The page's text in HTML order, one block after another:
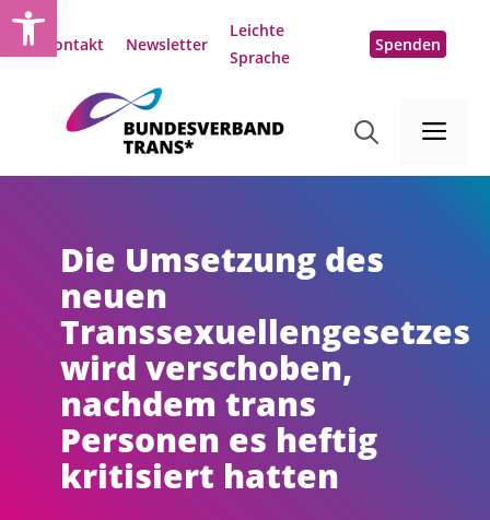
Zum
Inhalt
Kontakt Newsletter
Leichte
Sprache
Spenden
Die Umsetzung des
neuen
Transsexuellengesetzes
wird verschoben,
nachdem trans
Personen es heftig
kritisiert hatten